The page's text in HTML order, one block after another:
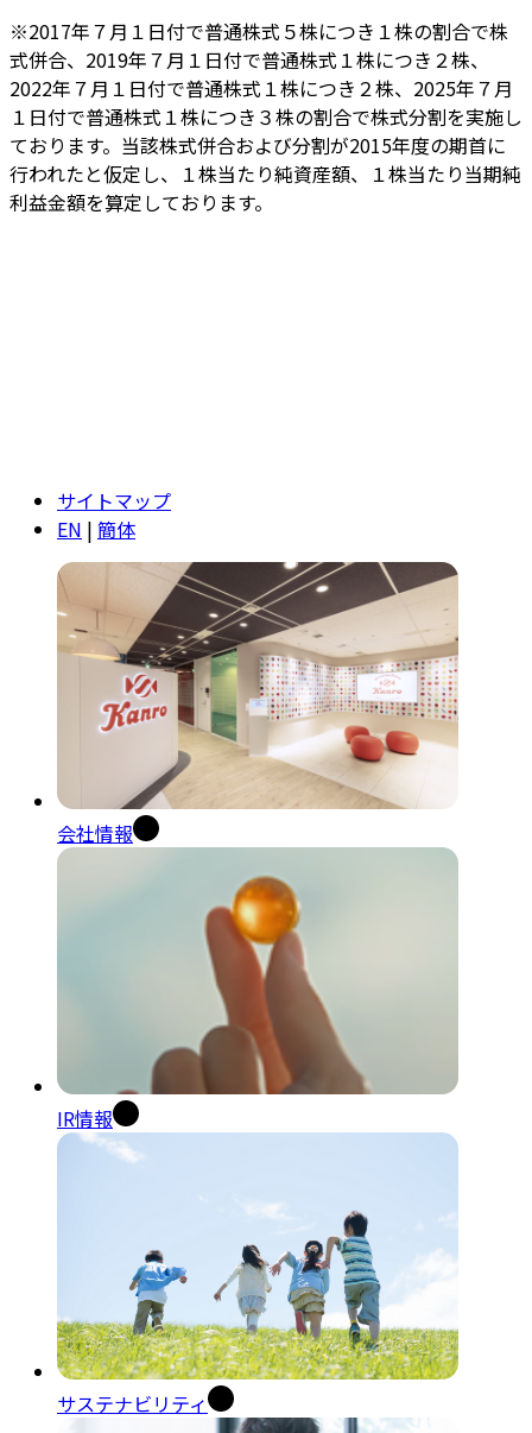
※2017年７月１日付で普通株式５株につき１株の割合で株
式併合、2019年７月１日付で普通株式１株につき２株、
2022年７月１日付で普通株式１株につき２株、2025年７月
１日付で普通株式１株につき３株の割合で株式分割を実施し
ております。当該株式併合および分割が2015年度の期首に
行われたと仮定し、１株当たり純資産額、１株当たり当期純
利益金額を算定しております。
サイトマップ
EN | 簡体
会社情報
IR情報
サステナビリティ